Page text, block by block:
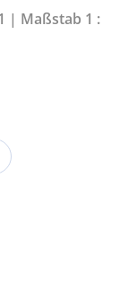
| Maßstab 1 :